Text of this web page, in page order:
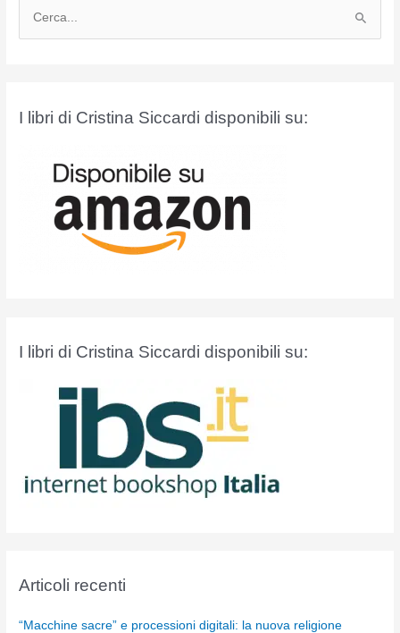
I libri di Cristina Siccardi disponibili su:
I libri di Cristina Siccardi disponibili su:
Articoli recenti
“Macchine sacre” e processioni digitali: la nuova religione